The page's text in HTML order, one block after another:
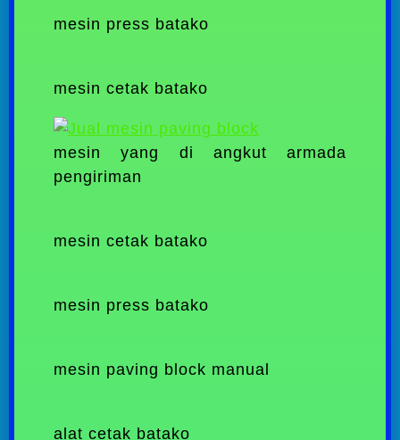
mesin press batako
mesin cetak batako
mesin yang di angkut armada
pengiriman
mesin cetak batako
mesin press batako
mesin paving block manual
alat cetak batako